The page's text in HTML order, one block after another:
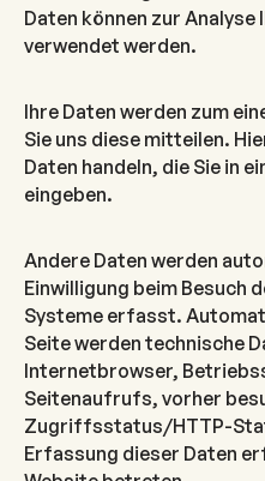
Daten können zur
verwendet werden.
Ihre Daten werden zum
Sie uns diese mitteilen.
Daten handeln, die Sie in
eingeben.
Andere Daten werden
Einwilligung beim Besuch
Systeme erfasst.
Seite werden technische
Internetbrowser,
Seitenaufrufs, vorher
Zugriffsstatus/HTTP-
Erfassung dieser Daten